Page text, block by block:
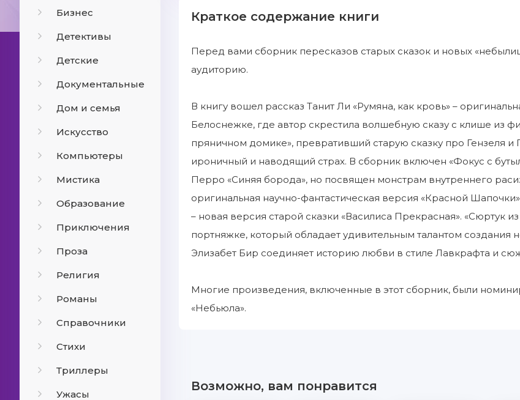
Бизнес
Детективы
Детские
Документальные
Дом и семья
Искусство
Компьютеры
Мистика
Образование
Приключения
Проза
Религия
Романы
Справочники
Стихи
Триллеры
Ужасы
Краткое содержание книги
Перед вами сборник пересказов старых сказок и новых
аудиторию.
В книгу вошел рассказ Танит Ли «Румяна, как кровь» –
Белоснежке, где автор скрестила волшебную сказу с клише из
пряничном домике», превративший старую сказку про Гензеля
ироничный и наводящий страх. В сборник включен «Фокус с
Перро «Синяя борода», но посвящен монстрам внутреннего
оригинальная научно-фантастическая версия «Красной
– новая версия старой сказки «Василиса Прекрасная». «Сюртук
портняжке, который обладает удивительным талантом создания
Элизабет Бир соединяет историю любви в стиле Лавкрафта и
Многие произведения, включенные в этот сборник, были
«Небьюла».
Возможно, вам понравится